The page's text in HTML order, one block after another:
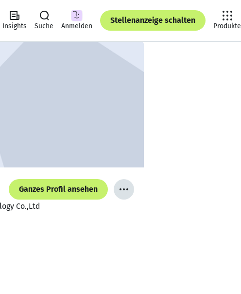
Insights Suche Anmelden
Stellenanzeige schalten
Produkte
Ganzes Profil ansehen
Co.,Ltd